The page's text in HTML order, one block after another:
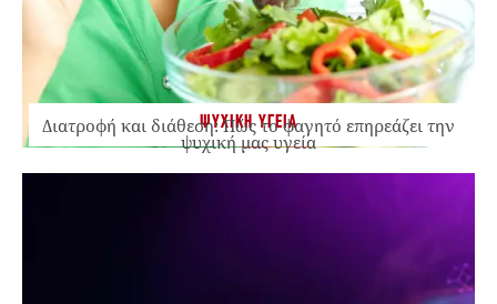
ΨΥΧΙΚΗ ΥΓΕΙΑ
Διατροφή και διάθεση: Πώς το φαγητό επηρεάζει την
ψυχική μας υγεία